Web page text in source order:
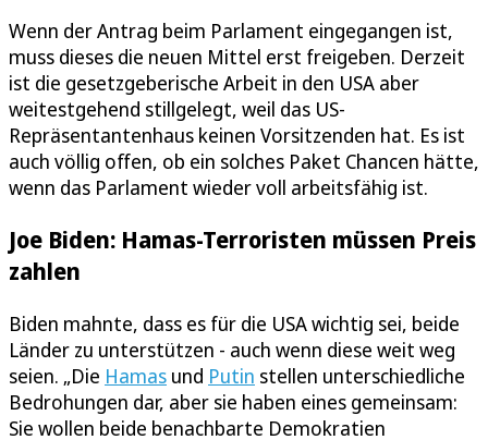
Wenn der Antrag beim Parlament eingegangen ist,
muss dieses die neuen Mittel erst freigeben. Derzeit
ist die gesetzgeberische Arbeit in den USA aber
weitestgehend stillgelegt, weil das US-
Repräsentantenhaus keinen Vorsitzenden hat. Es ist
auch völlig offen, ob ein solches Paket Chancen hätte,
wenn das Parlament wieder voll arbeitsfähig ist.
Joe Biden: Hamas-Terroristen müssen Preis
zahlen
Biden mahnte, dass es für die USA wichtig sei, beide
Länder zu unterstützen - auch wenn diese weit weg
seien. „Die Hamas und Putin stellen unterschiedliche
Bedrohungen dar, aber sie haben eines gemeinsam:
Sie wollen beide benachbarte Demokratien